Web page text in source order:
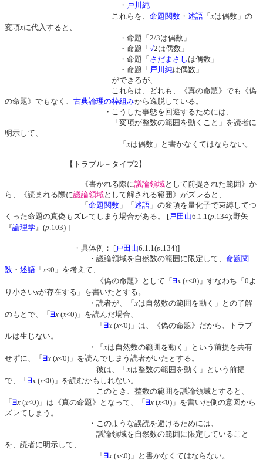
・ 戸川純
これらを、 命題関数 ・ 述語 「xは偶数」の
変項xに代入すると、
・命題「2/3は偶数」
・命題「 √2は偶数」
・命題「 さだまさし は偶数」
・命題「 戸川純は偶数」
ができるが、
これらは、どれも、《真の命題》でも《偽
の命題》でもなく、 古典論理の枠組みから逸脱している。
・こうした事態を回避するためには、
「変項が整数の範囲を動くこと」を読者に
明示して、
「xは偶数」と書かなくてはならない。
【トラブル－タイプ2】
《書かれる際に議論領域として前提された範囲》か
ら、《読まれる際に議論領域として解される範囲》がズレると、
「 命題関数 」「 述語 」の変項を量化子で束縛してつ
くった命題の真偽もズレてしまう場合がある。 [戸田山6.1.1(p.134);野矢
『論理学』(p.103) ]
・具体例： [戸田山6.1.1(p.134)]
・議論領域を自然数の範囲に限定して、 命題関
数 ・ 述語 「x<0」を考えて、
《偽の命題》として「 ∃x (x<0)」すなわち「0よ
り小さいxが存在する」を書いたとする。
・読者が、「xは自然数の範囲を動く」との了解
のもとで、「 ∃x (x<0)」を読んだ場合、
「 ∃x (x<0)」は、《偽の命題》だから、トラブ
ルは生じない。
・「xは自然数の範囲を動く」という前提を共有
せずに、「 ∃x (x<0)」を読んでしまう読者がいたとする。
彼は、「xは整数の範囲を動く」という前提
で、「 ∃x (x<0)」を読むかもしれない。
このとき、整数の範囲を議論領域とすると、
「 ∃x (x<0)」は《真の命題》となって、「 ∃x (x<0)」を書いた側の意図から
ズレてしまう。
・このような誤読を避けるためには、
議論領域を自然数の範囲に限定していること
を、読者に明示して、
「 ∃x (x<0)」と書かなくてはならない。